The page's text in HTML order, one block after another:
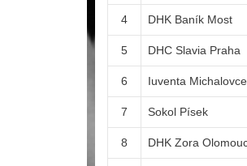
4 DHK Baník Most
5 DHC Slavia Praha
6 Iuventa Michalovce
7 Sokol Písek
8 DHK Zora